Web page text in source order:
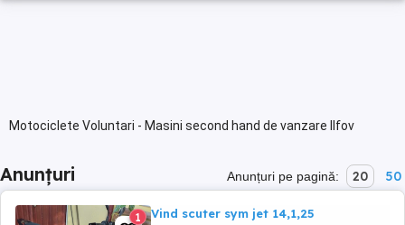
Motociclete Voluntari - Masini second hand de vanzare Ilfov
Anunțuri Anunțuri pe pagină: 20 50
1 Vind scuter sym jet 14,1,25